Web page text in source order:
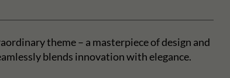
theme – a masterpiece of design and
blends innovation with elegance.